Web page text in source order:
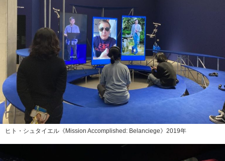
ヒト・シュタイエル《Mission Accomplished: Belanciege》2019年